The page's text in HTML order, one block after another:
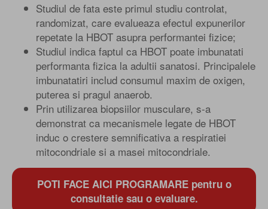
Studiul de fata este primul studiu controlat,
randomizat, care evalueaza efectul expunerilor
repetate la HBOT asupra performantei fizice;
Studiul indica faptul ca HBOT poate imbunatati
performanta fizica la adultii sanatosi. Principalele
imbunatatiri includ consumul maxim de oxigen,
puterea si pragul anaerob.
Prin utilizarea biopsiilor musculare, s-a
demonstrat ca mecanismele legate de HBOT
induc o crestere semnificativa a respiratiei
mitocondriale si a masei mitocondriale.
POTI FACE AICI PROGRAMARE pentru o
consultatie sau o evaluare.